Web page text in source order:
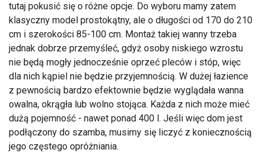
tutaj pokusić się o różne opcje. Do wyboru mamy zatem
klasyczny model prostokątny, ale o długości od 170 do 210
cm i szerokości 85-100 cm. Montaż takiej wanny trzeba
jednak dobrze przemyśleć, gdyż osoby niskiego wzrostu
nie będą mogły jednocześnie oprzeć pleców i stóp, więc
dla nich kąpiel nie będzie przyjemnością. W dużej łazience
z pewnością bardzo efektownie będzie wyglądała wanna
owalna, okrągła lub wolno stojąca. Każda z nich może mieć
dużą pojemność - nawet ponad 400 l. Jeśli więc dom jest
podłączony do szamba, musimy się liczyć z koniecznością
jego częstego opróżniania.